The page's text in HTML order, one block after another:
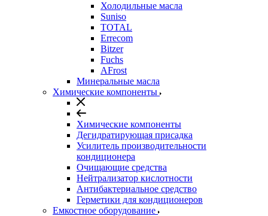
Холодильные масла
Suniso
TOTAL
Errecom
Bitzer
Fuchs
AFrost
Минеральные масла
Химические компоненты
Химические компоненты
Дегидратирующая присадка
Усилитель производительности
кондиционера
Очищающие средства
Нейтрализатор кислотности
Антибактериальное средство
Герметики для кондиционеров
Емкостное оборудование